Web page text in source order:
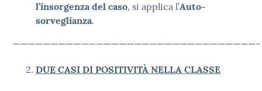
l’insorgenza del caso, si applica l’Auto-
sorveglianza.
————————————————————————————————-
DUE CASI DI POSITIVITÀ NELLA CLASSE